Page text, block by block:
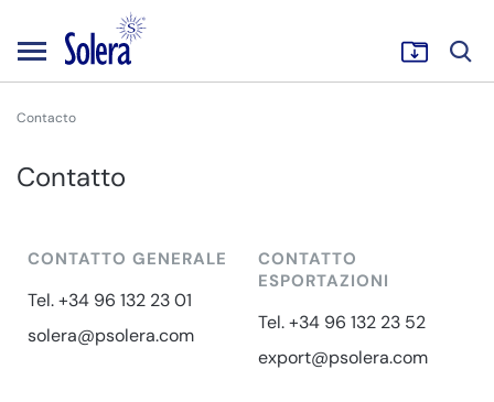
Contacto
Contatto
CONTATTO GENERALE
Tel. +34 96 132 23 01
solera@psolera.com
CONTATTO
ESPORTAZIONI
Tel. +34 96 132 23 52
export@psolera.com